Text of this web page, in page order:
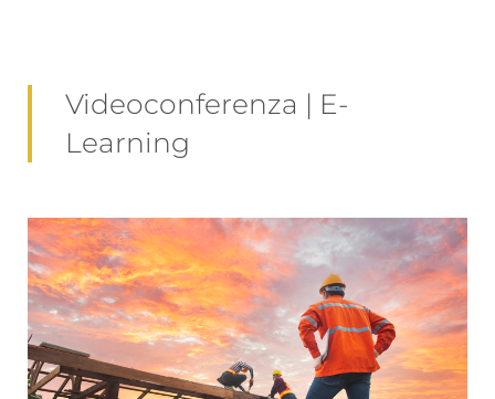
Videoconferenza | E-
Learning